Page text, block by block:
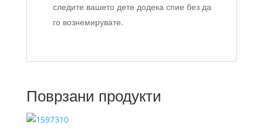
следите вашето дете додека спие без да
го вознемирувате.
Поврзани продукти